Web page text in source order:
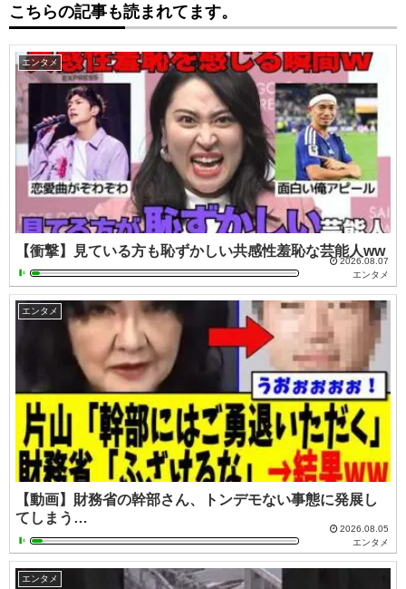
こちらの記事も読まれてます。
エンタメ
【衝撃】見ている方も恥ずかしい共感性羞恥な芸能人ww
2026.08.07
エンタメ
エンタメ
【動画】財務省の幹部さん、トンデモない事態に発展し
てしまう…
2026.08.05
エンタメ
エンタメ